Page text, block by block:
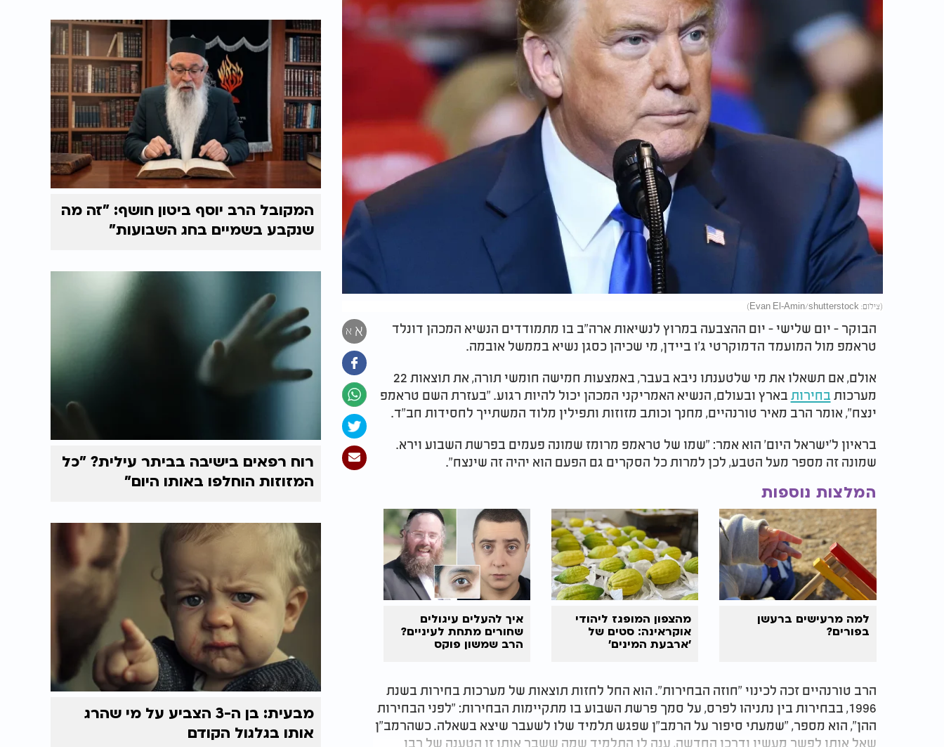
(צילום: Evan El-Amin/shutterstock)
א א
הבוקר - יום שלישי - יום ההצבעה במרוץ לנשיאות ארה”ב בו מתמודדים הנשיא המכהן דונלד
טראמפ מול המועמד הדמוקרטי ג’ו ביידן, מי שכיהן כסגן נשיא בממשל אובמה.
אולם, אם תשאלו את מי שלטענתו ניבא בעבר, באמצעות חמישה חומשי תורה, את תוצאות 22
מערכות בחירות בארץ ובעולם, הנשיא האמריקני המכהן יכול להיות רגוע. "בעזרת השם טראמפ
ינצח", אומר הרב מאיר טורנהיים, מחנך וכותב מזוזות ותפילין מלוד המשתייך לחסידות חב"ד.
בראיון ל'ישראל היום' הוא אמר: "שמו של טראמפ מרומז שמונה פעמים בפרשת השבוע וירא.
שמונה זה מספר מעל הטבע, לכן למרות כל הסקרים גם הפעם הוא יהיה זה שינצח".
המלצות נוספות
למה מרעישים ברעשן
בפורים?
מהצפון המופגז ליהודי
אוקראינה: סטים של
'ארבעת המינים'
איך להעלים עיגולים
שחורים מתחת לעיניים?
הרב שמשון פוקס
הרב טורנהיים זכה לכינוי "חוזה הבחירות". הוא החל לחזות תוצאות של מערכות בחירות בשנת
1996, בבחירות בין נתניהו לפרס, על סמך פרשת השבוע בו מתקיימות הבחירות: "לפני הבחירות
ההן", הוא מספר, "שמעתי סיפור על הרמב"ן שפגש תלמיד שלו לשעבר שיצא בשאלה. כשהרמב"ן
שאל אותו לפשר מעשיו ודרכו החדשה, ענה לו התלמיד שמה ששבר אותו זו הטענה של רבו
המקובל הרב יוסף ביטון חושף: "זה מה
שנקבע בשמיים בחג השבועות"
רוח רפאים בישיבה בביתר עילית? "כל
המזוזות הוחלפו באותו היום"
מבעית: בן ה-3 הצביע על מי שהרג
אותו בגלגול הקודם